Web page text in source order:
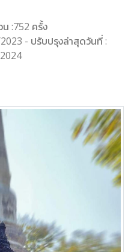
น :752 ครั้ง
- ปรับปรุงล่าสุดวันที่ :